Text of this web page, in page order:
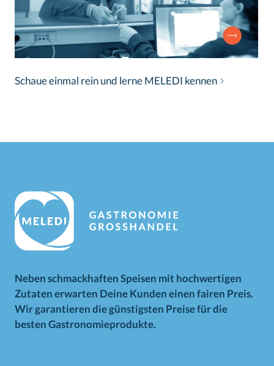
Schaue einmal rein und lerne MELEDI kennen
Neben schmackhaften Speisen mit hochwertigen
Zutaten erwarten Deine Kunden einen fairen Preis.
Wir garantieren die günstigsten Preise für die
besten Gastronomieprodukte.